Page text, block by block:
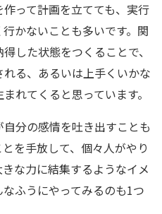
って計画を立てても、実行
かないことも多いです。関
した状態をつくることで、
る、あるいは上手くいかな
れてくると思っています。
分の感情を吐き出すことも
を手放して、個々人がやり
な力に結集するようなイメ
ふうにやってみるのも1つ